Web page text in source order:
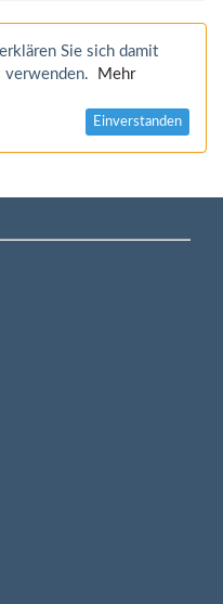
Sie sich damit
verwenden.
Mehr
Einverstanden